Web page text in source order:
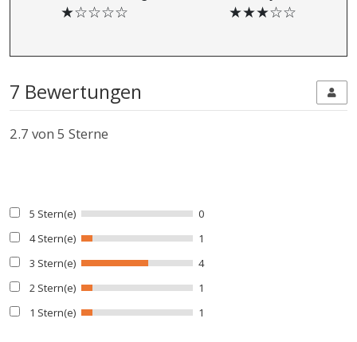
★☆☆☆☆
★★★☆☆
7 Bewertungen
2.7 von 5 Sterne
5 Stern(e)
0
4 Stern(e)
1
3 Stern(e)
4
2 Stern(e)
1
1 Stern(e)
1